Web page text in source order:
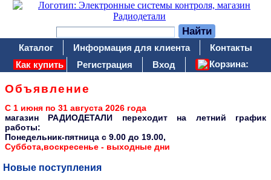
Каталог Информация для клиента
Контакты
Как купить
Регистрация Вход Корзина:
Объявление
С 1 июня по 31 августа 2026 года
магазин РАДИОДЕТАЛИ переходит на летний график
работы:
Понедельник-пятница c 9.00 до 19.00,
Суббота,воскресенье - выходные дни
Новые поступления